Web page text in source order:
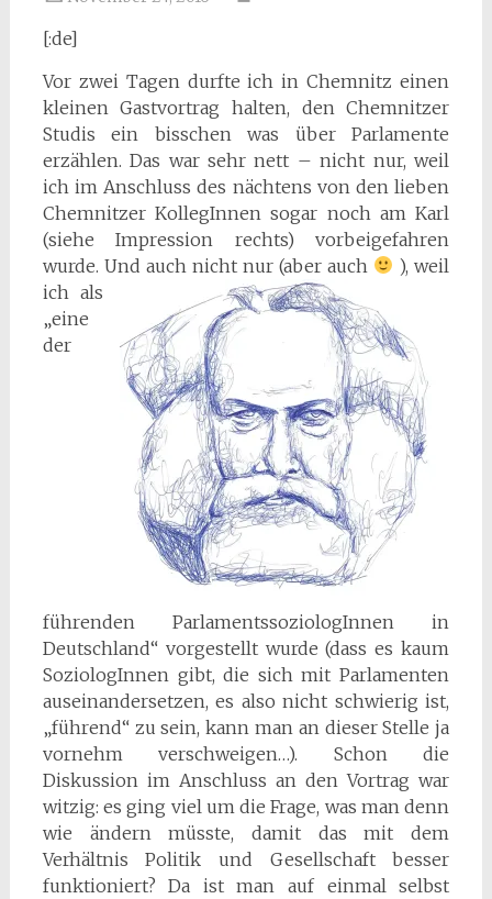
[:de]
Vor zwei Tagen durfte ich in Chemnitz einen
kleinen Gastvortrag halten, den Chemnitzer
Studis ein bisschen was über Parlamente
erzählen. Das war sehr nett – nicht nur, weil
ich im Anschluss des nächtens von den lieben
Chemnitzer KollegInnen sogar noch am Karl
(siehe Impression rechts) vorbeigefahren
wurde. Und auch nicht nur (aber auch
), weil
ich als
„eine
der
führenden ParlamentssoziologInnen in
Deutschland“ vorgestellt wurde (dass es kaum
SoziologInnen gibt, die sich mit Parlamenten
auseinandersetzen, es also nicht schwierig ist,
„führend“ zu sein, kann man an dieser Stelle ja
vornehm verschweigen…). Schon die
Diskussion im Anschluss an den Vortrag war
witzig: es ging viel um die Frage, was man denn
wie ändern müsste, damit das mit dem
Verhältnis Politik und Gesellschaft besser
funktioniert? Da ist man auf einmal selbst